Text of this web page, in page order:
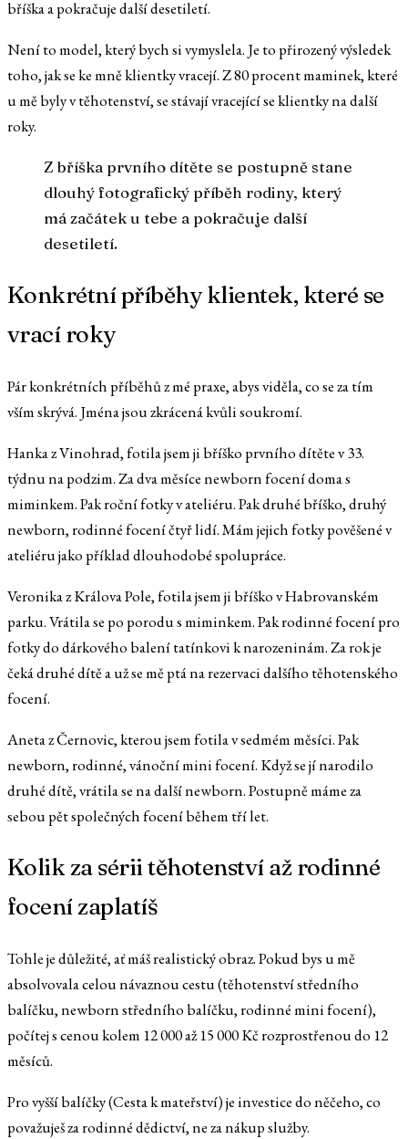
bříška a pokračuje další desetiletí.
Není to model, který bych si vymyslela. Je to přirozený výsledek
toho, jak se ke mně klientky vracejí. Z 80 procent maminek, které
u mě byly v těhotenství, se stávají vracející se klientky na další
roky.
Z bříška prvního dítěte se postupně stane
dlouhý fotografický příběh rodiny, který
má začátek u tebe a pokračuje další
desetiletí.
Konkrétní příběhy klientek, které se
vrací roky
Pár konkrétních příběhů z mé praxe, abys viděla, co se za tím
vším skrývá. Jména jsou zkrácená kvůli soukromí.
Hanka z Vinohrad, fotila jsem ji bříško prvního dítěte v 33.
týdnu na podzim. Za dva měsíce newborn focení doma s
miminkem. Pak roční fotky v ateliéru. Pak druhé bříško, druhý
newborn, rodinné focení čtyř lidí. Mám jejich fotky pověšené v
ateliéru jako příklad dlouhodobé spolupráce.
Veronika z Králova Pole, fotila jsem ji bříško v Habrovanském
parku. Vrátila se po porodu s miminkem. Pak rodinné focení pro
fotky do dárkového balení tatínkovi k narozeninám. Za rok je
čeká druhé dítě a už se mě ptá na rezervaci dalšího těhotenského
focení.
Aneta z Černovic, kterou jsem fotila v sedmém měsíci. Pak
newborn, rodinné, vánoční mini focení. Když se jí narodilo
druhé dítě, vrátila se na další newborn. Postupně máme za
sebou pět společných focení během tří let.
Kolik za sérii těhotenství až rodinné
focení zaplatíš
Tohle je důležité, ať máš realistický obraz. Pokud bys u mě
absolvovala celou návaznou cestu (těhotenství středního
balíčku, newborn středního balíčku, rodinné mini focení),
počítej s cenou kolem 12 000 až 15 000 Kč rozprostřenou do 12
měsíců.
Pro vyšší balíčky (Cesta k mateřství) je investice do něčeho, co
považuješ za rodinné dědictví, ne za nákup služby.